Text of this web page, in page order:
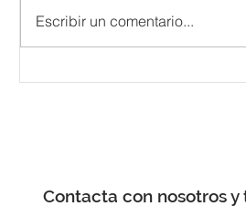
Escribir un comentario...
Contacta con nosotros